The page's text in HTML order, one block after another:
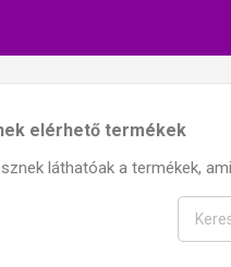
elérhető termékek
láthatóak a termékek,